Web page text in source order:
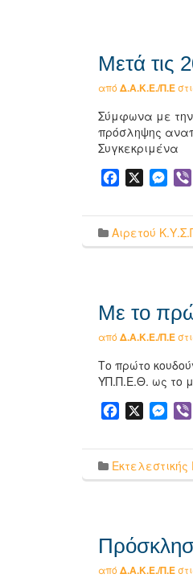
Μετά τις
από Δ.Α.Κ.Ε./Π.Ε
Σύμφωνα με
πρόσληψης
Συγκεκριμένα
Facebook
Αιρετού
Με το
από Δ.Α.Κ.Ε./Π.Ε
Το πρώτο
ΥΠ.Π.Ε.Θ. ως το
Facebook
από Δ.Α.Κ.Ε./Π.Ε